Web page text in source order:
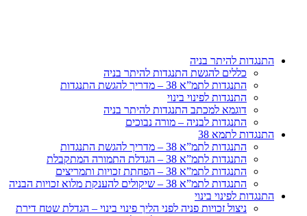
התנגדות להיתר בניה
כללים להגשת התנגדות להיתר בניה
התנגדות לתמ”א 38 – מדריך להגשת התנגדות
התנגדות לפינוי בינוי
דוגמא למכתב התנגדות להיתר בניה
התנגדות לבניה – מורה נבוכים
התנגדות לתמא 38
התנגדות לתמ”א 38 – מדריך להגשת התנגדות
התנגדות לתמ”א 38 – הגדלת התמורה המתקבלת
התנגדות לתמ”א 38 – הפחתת זכויות ותמריצים
התנגדות לתמ”א 38 – שיקולים להענקת מלוא זכויות הבניה
התנגדות לפינוי בינוי
ניצול זכויות פניה לפני הליך פינוי בינוי – הגדלת שטח דירת